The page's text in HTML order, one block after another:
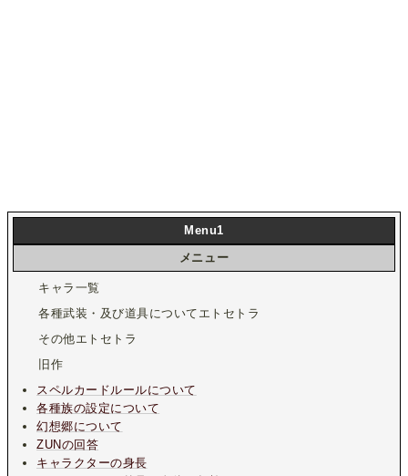
Menu1
メニュー
キャラ一覧
各種武装・及び道具についてエトセトラ
その他エトセトラ
旧作
スペルカードルールについて
各種族の設定について
幻想郷について
ZUNの回答
キャラクターの身長